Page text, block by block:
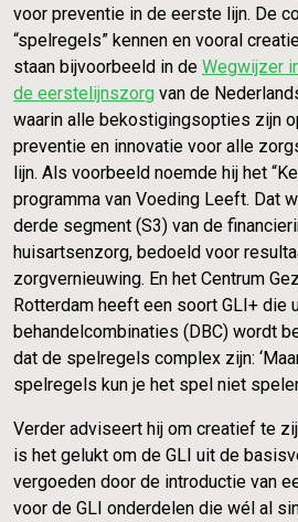
voor preventie in de eerste lijn. De
“spelregels” kennen en vooral
staan bijvoorbeeld in de Wegwijzer
de eerstelijnszorg van de
waarin alle bekostigingsopties zijn
preventie en innovatie voor alle
lijn. Als voorbeeld noemde hij het
programma van Voeding Leeft. Dat
derde segment (S3) van de
huisartsenzorg, bedoeld voor
zorgvernieuwing. En het Centrum
Rotterdam heeft een soort GLI+ die
behandelcombinaties (DBC) wordt
dat de spelregels complex zijn:
spelregels kun je het spel niet
Verder adviseert hij om creatief te
is het gelukt om de GLI uit de
vergoeden door de introductie van
voor de GLI onderdelen die wél al